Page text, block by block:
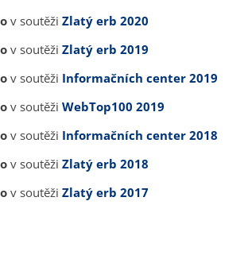
v soutěži Zlatý erb 2020
v soutěži Zlatý erb 2019
v soutěži Informačních center 2019
v soutěži WebTop100 2019
v soutěži Informačních center 2018
v soutěži Zlatý erb 2018
v soutěži Zlatý erb 2017